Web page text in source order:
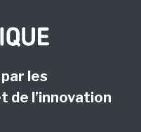
les
de l’innovation